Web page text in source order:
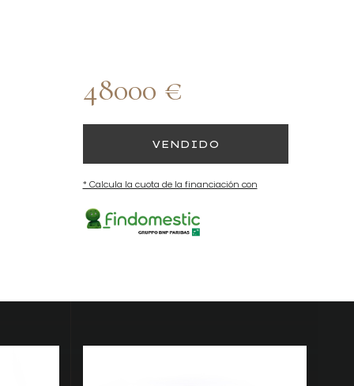
48000 €
VENDIDO
* Calcula la cuota de la financiación con